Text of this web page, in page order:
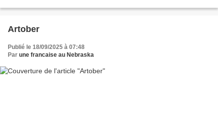
Artober
Publié le 18/09/2025 à 07:48
Par une francaise au Nebraska